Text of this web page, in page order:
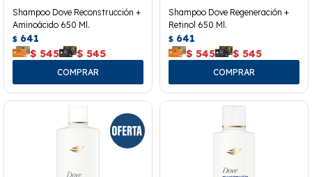
Shampoo Dove Reconstrucción +
Aminoácido 650 Ml.
$ 641
$ 545 $ 545
Shampoo Dove Regeneración +
Retinol 650 Ml.
$ 641
$ 545 $ 545